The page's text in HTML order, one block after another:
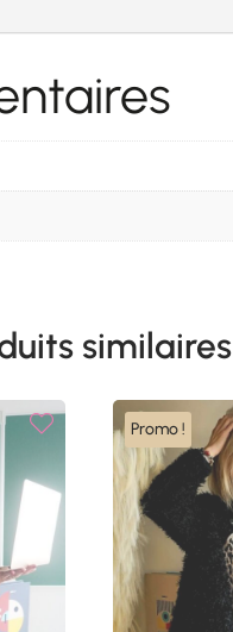
similaires
Promo !